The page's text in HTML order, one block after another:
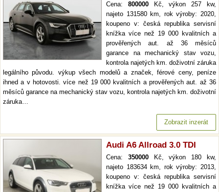
Cena: 800000Kč, výkon 257 kw,
najeto 131580 km, rok výroby: 2020,
koupeno v: česká republika servisní
knížka více než 19 000 kvalitních a
prověřených aut. až 36 měsíců
garance na mechanický stav vozu,
kontrola najetých km. doživotní záruka
legálního původu. výkup všech modelů a značek, férové ceny, peníze
ihned a v hotovosti. více než 19 000 kvalitních a prověřených aut. až 36
měsíců garance na mechanický stav vozu, kontrola najetých km. doživotní
záruka…
Zobrazit inzerát
Audi A6 Allroad 3.0 TDI
Cena: 350000Kč, výkon 180 kw,
najeto 183634 km, rok výroby: 2013,
koupeno v: česká republika servisní
knížka více než 19 000 kvalitních a